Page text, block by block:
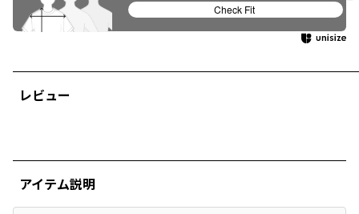
レビュー
アイテム説明
Check Fit